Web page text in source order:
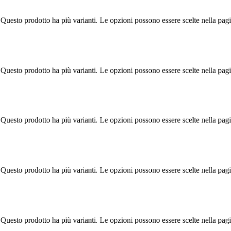
Questo prodotto ha più varianti. Le opzioni possono essere scelte nella
Questo prodotto ha più varianti. Le opzioni possono essere scelte nella
Questo prodotto ha più varianti. Le opzioni possono essere scelte nella
Questo prodotto ha più varianti. Le opzioni possono essere scelte nella
Questo prodotto ha più varianti. Le opzioni possono essere scelte nella